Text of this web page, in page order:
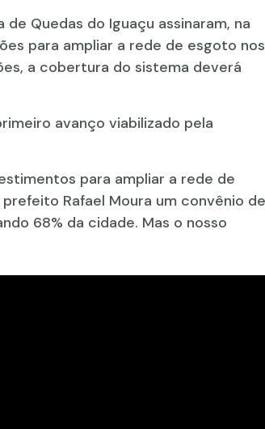
Quedas do Iguaçu assinaram, na
para ampliar a rede de esgoto nos
a cobertura do sistema deverá
avanço viabilizado pela
para ampliar a rede de
Rafael Moura um convênio de
68% da cidade. Mas o nosso